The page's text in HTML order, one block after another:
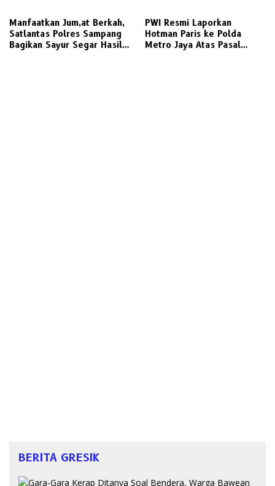
Manfaatkan Jum,at Berkah,
Satlantas Polres Sampang
Bagikan Sayur Segar Hasil
PWI Resmi Laporkan
Hotman Paris ke Polda
Metro Jaya Atas Pasal
BERITA GRESIK